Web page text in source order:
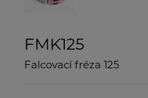
FMK125
Falcovací fréza 125